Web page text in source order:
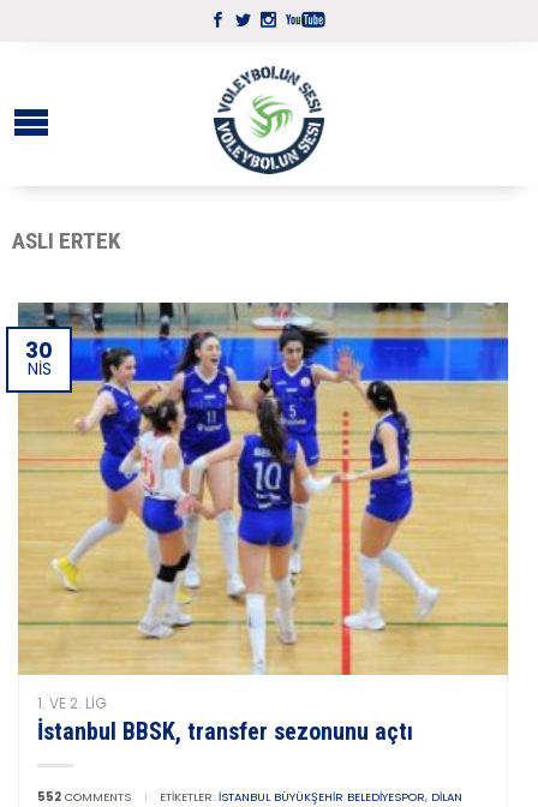
ASLI ERTEK
30
NIS
1. VE 2. LIG
İstanbul BBSK, transfer sezonunu açtı
552 COMMENTS | ETIKETLER: İSTANBUL BÜYÜKŞEHIR BELEDIYESPOR, DILAN